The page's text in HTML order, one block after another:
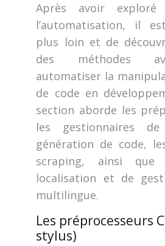
Après avoir
l’automatisation, il
plus loin et de
des méthodes
automatiser la
de code en
section aborde les
les gestionnaires
génération de code,
scraping, ainsi
localisation et de
multilingue.
Les préprocesseurs
stylus)